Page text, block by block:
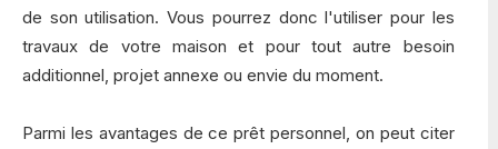
de son utilisation. Vous pourrez donc l'utiliser pour les
travaux de votre maison et pour tout autre besoin
additionnel, projet annexe ou envie du moment.
Parmi les avantages de ce prêt personnel, on peut citer